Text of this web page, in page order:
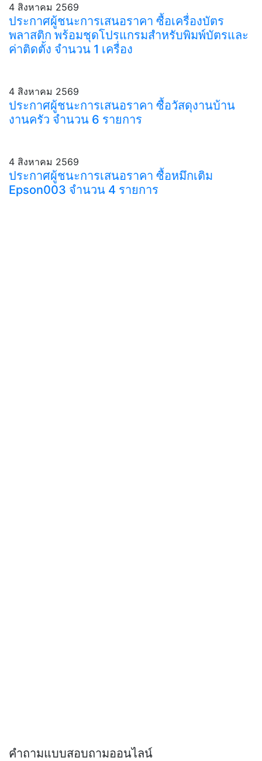
4 สิงหาคม 2569
ประกาศผู้ชนะการเสนอราคา ซื้อเครื่องบัตร
พลาสติก พร้อมชุดโปรแกรมสำหรับพิมพ์บัตรและ
ค่าติดตั้ง จำนวน 1 เครื่อง
4 สิงหาคม 2569
ประกาศผู้ชนะการเสนอราคา ซื้อวัสดุงานบ้าน
งานครัว จำนวน 6 รายการ
4 สิงหาคม 2569
ประกาศผู้ชนะการเสนอราคา ซื้อหมึกเติม
Epson003 จำนวน 4 รายการ
คำถามแบบสอบถามออนไลน์